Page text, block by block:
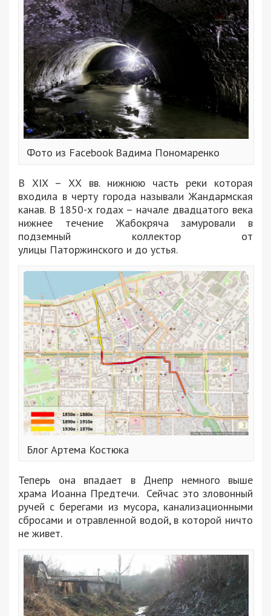
Фото из Facebook Вадима Пономаренко
В XIX – ХХ вв. нижнюю часть реки которая
входила в черту города называли Жандармская
канав. В 1850-х годах – начале двадцатого века
нижнее течение Жабокряча замуровали в
подземный коллектор от
улицы Паторжинского и до устья.
Блог Артема Костюка
Теперь она впадает в Днепр немного выше
храма Иоанна Предтечи. Сейчас это зловонный
ручей с берегами из мусора, канализационными
сбросами и отравленной водой, в которой ничто
не живет.